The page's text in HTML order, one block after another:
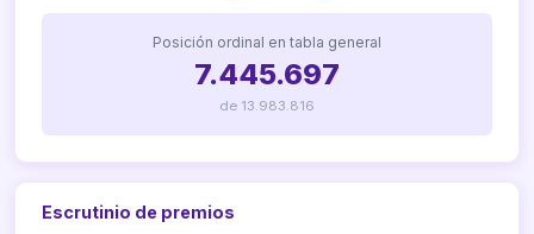
Posición ordinal en tabla general
7.445.697
de 13.983.816
Escrutinio de premios